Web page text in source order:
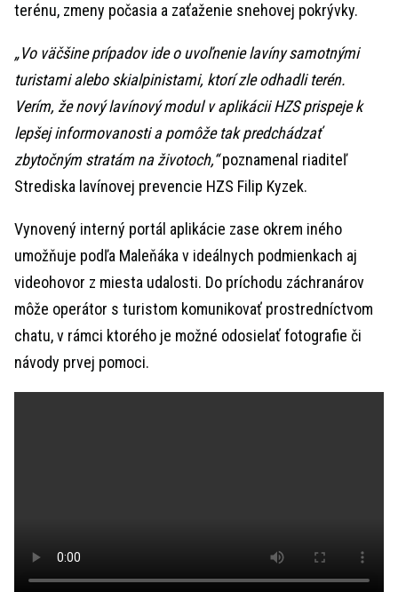
terénu, zmeny počasia a zaťaženie snehovej pokrývky.
„Vo väčšine prípadov ide o uvoľnenie lavíny samotnými
turistami alebo skialpinistami, ktorí zle odhadli terén.
Verím, že nový lavínový modul v aplikácii HZS prispeje k
lepšej informovanosti a pomôže tak predchádzať
zbytočným stratám na životoch,“poznamenal riaditeľ
Strediska lavínovej prevencie HZS Filip Kyzek.
Vynovený interný portál aplikácie zase okrem iného
umožňuje podľa Maleňáka v ideálnych podmienkach aj
videohovor z miesta udalosti. Do príchodu záchranárov
môže operátor s turistom komunikovať prostredníctvom
chatu, v rámci ktorého je možné odosielať fotografie či
návody prvej pomoci.